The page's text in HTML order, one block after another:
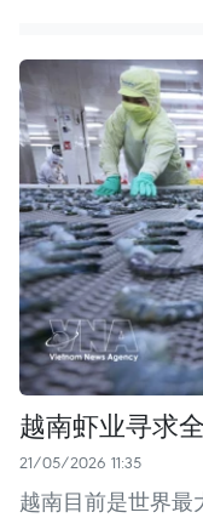
越南虾业寻求
21/05/2026 11:35
越南目前是世界最